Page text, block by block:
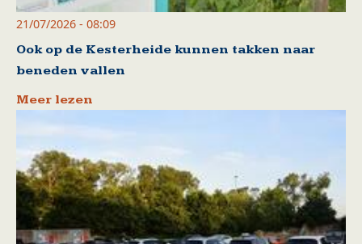
21/07/2026 - 08:09
Ook op de Kesterheide kunnen takken naar
beneden vallen
Meer lezen